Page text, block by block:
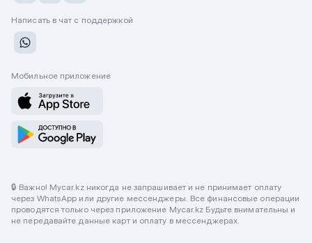
Написать в чат с поддержкой
Мобильное приложение
🔒 Важно! Mycar.kz никогда не запрашивает и не принимает оплату
через WhatsApp или другие мессенджеры. Все финансовые операции
проводятся только через приложение Mycar.kz Будьте внимательны и
не передавайте данные карт и оплату в мессенджерах.